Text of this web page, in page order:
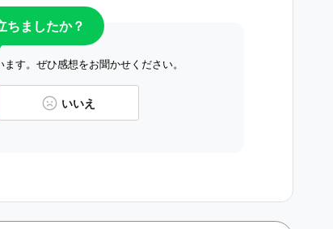
ちましたか？
す。ぜひ感想をお聞かせください。
いいえ